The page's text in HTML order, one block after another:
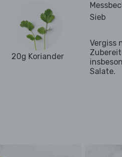
20g Koriander
Sieb
Vergiss
Salate.